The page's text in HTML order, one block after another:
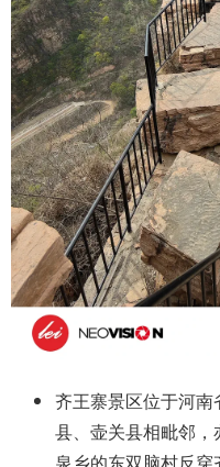
齐王寨景区位于河
县、壶关县相毗邻，
泉乡的东双脑村反穿